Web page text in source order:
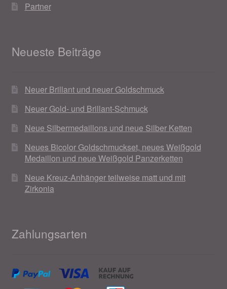
Partner
Neueste Beiträge
Neuer Brillant und neuer Goldschmuck
Neuer Gold- und Brillant-Schmuck
Neue Silbermedaillons und neue Silber Ketten
Neues Bicolor Goldschmuckset, neues Weißgold
Medaillon und neue Weißgold Panzerketten
Neue Kreuz-Anhänger teilweise matt und mit
Zirkonia
Zahlungsarten